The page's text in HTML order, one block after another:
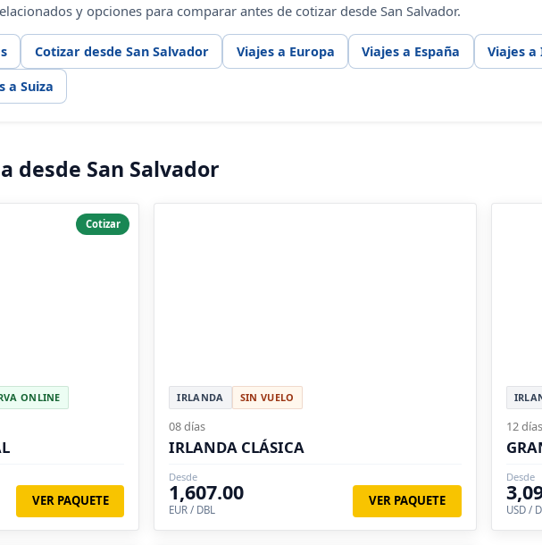
y opciones para comparar antes de cotizar desde San Salvador.
Cotizar desde San Salvador Viajes a Europa Viajes a España Viajes
a Suiza
desde San Salvador
Cotizar
ONLINE
VER PAQUETE
IRLANDA SIN VUELO
08 días
IRLANDA CLÁSICA
Desde
1,607.00
EUR / DBL
VER PAQUETE
12 días
Desde
USD /